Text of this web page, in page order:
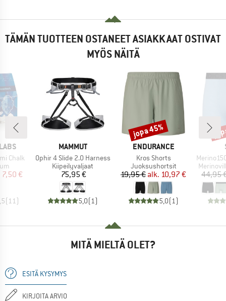
TÄMÄN TUOTTEEN OSTANEET ASIAKKAAT OSTIVAT
MYÖS NÄITÄ
Chalk
hinta
7,50 €
(11 )
MERKKI
MAMMUT
Tuote
Ophir 4 Slide 2.0 Harness
Tuoteryhmä
Kiipeilyvaljaat
Hinta
75,95 €
5,0(1 )
MERKKI
ENDURANCE
Tuote
Kros Shorts
Tuoteryhmä
Juoksushortsit
Hinta
19,95 € Alennettu hinta
alk. 10,97 €
5,0(1 )
Alennus
jopa 45%
Tuote
Merino150
44,95
MITÄ MIELTÄ OLET?
ESITÄ KYSYMYS
KIRJOITA ARVIO